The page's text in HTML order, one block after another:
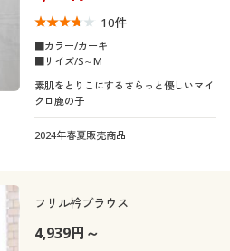
10件
■カラー/カーキ
■サイズ/S～M
素肌をとりこにするさらっと優しいマイ
クロ鹿の子
2024年春夏販売商品
フリル衿ブラウス
4,939円～